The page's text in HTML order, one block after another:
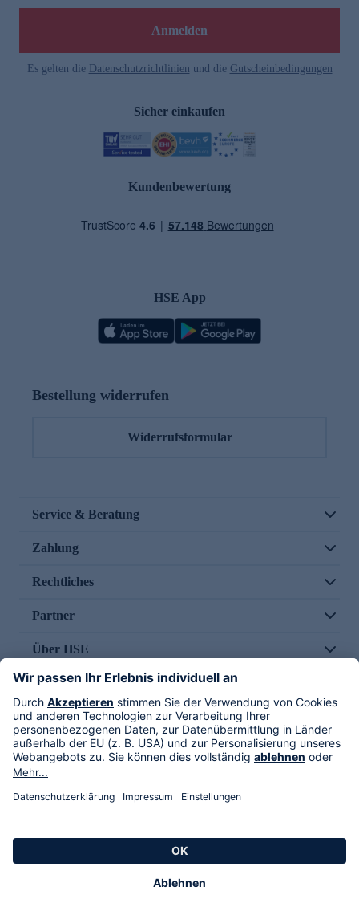
Anmelden
Es gelten die Datenschutzrichtlinien und die Gutscheinbedingungen
Sicher einkaufen
Kundenbewertung
HSE App
Bestellung widerrufen
Widerrufsformular
Service & Beratung
Zahlung
Rechtliches
Partner
Über HSE
Im TV
HSE International